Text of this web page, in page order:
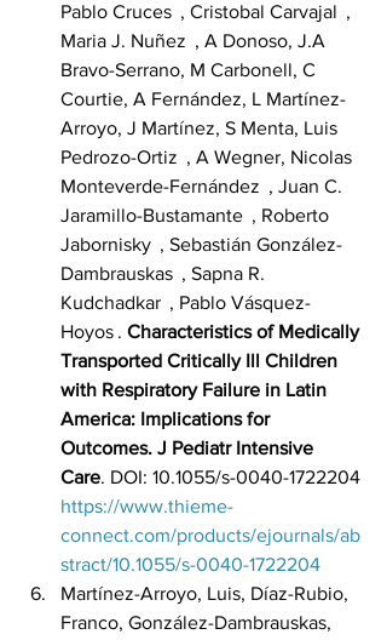
Pablo Cruces  , Cristobal Carvajal  ,
Maria J. Nuñez  , A Donoso, J.A
Bravo-Serrano, M Carbonell, C
Courtie, A Fernández, L Martínez-
Arroyo, J Martínez, S Menta, Luis
Pedrozo-Ortiz  , A Wegner, Nicolas
Monteverde-Fernández  , Juan C.
Jaramillo-Bustamante  , Roberto
Jabornisky  , Sebastián González-
Dambrauskas  , Sapna R.
Kudchadkar  , Pablo Vásquez-
Hoyos . Characteristics of Medically
Transported Critically Ill Children
with Respiratory Failure in Latin
America: Implications for
Outcomes. J Pediatr Intensive
Care. DOI: 10.1055/s-0040-1722204
https://www.thieme-
connect.com/products/ejournals/ab
stract/10.1055/s-0040-1722204
Martínez-Arroyo, Luis, Díaz-Rubio,
Franco, González-Dambrauskas,